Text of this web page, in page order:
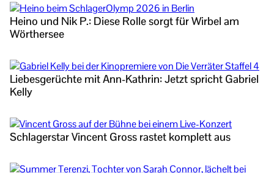
Heino und Nik P.: Diese Rolle sorgt für Wirbel am
Wörthersee
Liebesgerüchte mit Ann-Kathrin: Jetzt spricht Gabriel
Kelly
Schlagerstar Vincent Gross rastet komplett aus